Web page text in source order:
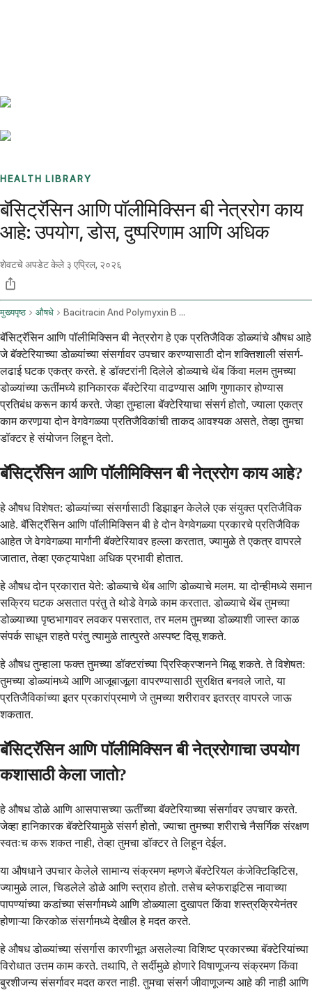
HEALTH LIBRARY
बॅसिट्रॅसिन आणि पॉलीमिक्सिन बी नेत्ररोग काय
आहे: उपयोग, डोस, दुष्परिणाम आणि अधिक
शेवटचे अपडेट केले ३ एप्रिल, २०२६
मुख्यपृष्ठ औषधे Bacitracin And Polymyxin B Ophthalmic Route
बॅसिट्रॅसिन आणि पॉलीमिक्सिन बी नेत्ररोग हे एक प्रतिजैविक डोळ्यांचे औषध आहे
जे बॅक्टेरियाच्या डोळ्यांच्या संसर्गावर उपचार करण्यासाठी दोन शक्तिशाली संसर्ग-
लढाई घटक एकत्र करते. हे डॉक्टरांनी दिलेले डोळ्याचे थेंब किंवा मलम तुमच्या
डोळ्यांच्या ऊतींमध्ये हानिकारक बॅक्टेरिया वाढण्यास आणि गुणाकार होण्यास
प्रतिबंध करून कार्य करते. जेव्हा तुम्हाला बॅक्टेरियाचा संसर्ग होतो, ज्याला एकत्र
काम करणार्‍या दोन वेगवेगळ्या प्रतिजैविकांची ताकद आवश्यक असते, तेव्हा तुमचा
डॉक्टर हे संयोजन लिहून देतो.
बॅसिट्रॅसिन आणि पॉलीमिक्सिन बी नेत्ररोग काय आहे?
हे औषध विशेषत: डोळ्यांच्या संसर्गासाठी डिझाइन केलेले एक संयुक्त प्रतिजैविक
आहे. बॅसिट्रॅसिन आणि पॉलीमिक्सिन बी हे दोन वेगवेगळ्या प्रकारचे प्रतिजैविक
आहेत जे वेगवेगळ्या मार्गांनी बॅक्टेरियावर हल्ला करतात, ज्यामुळे ते एकत्र वापरले
जातात, तेव्हा एकट्यापेक्षा अधिक प्रभावी होतात.
हे औषध दोन प्रकारात येते: डोळ्याचे थेंब आणि डोळ्याचे मलम. या दोन्हीमध्ये समान
सक्रिय घटक असतात परंतु ते थोडे वेगळे काम करतात. डोळ्याचे थेंब तुमच्या
डोळ्याच्या पृष्ठभागावर लवकर पसरतात, तर मलम तुमच्या डोळ्याशी जास्त काळ
संपर्क साधून राहते परंतु त्यामुळे तात्पुरते अस्पष्ट दिसू शकते.
हे औषध तुम्हाला फक्त तुमच्या डॉक्टरांच्या प्रिस्क्रिप्शनने मिळू शकते. ते विशेषत:
तुमच्या डोळ्यांमध्ये आणि आजूबाजूला वापरण्यासाठी सुरक्षित बनवले जाते, या
प्रतिजैविकांच्या इतर प्रकारांप्रमाणे जे तुमच्या शरीरावर इतरत्र वापरले जाऊ
शकतात.
बॅसिट्रॅसिन आणि पॉलीमिक्सिन बी नेत्ररोगाचा उपयोग
कशासाठी केला जातो?
हे औषध डोळे आणि आसपासच्या ऊतींच्या बॅक्टेरियाच्या संसर्गावर उपचार करते.
जेव्हा हानिकारक बॅक्टेरियामुळे संसर्ग होतो, ज्याचा तुमच्या शरीराचे नैसर्गिक संरक्षण
स्वतःच करू शकत नाही, तेव्हा तुमचा डॉक्टर ते लिहून देईल.
या औषधाने उपचार केलेले सामान्य संक्रमण म्हणजे बॅक्टेरियल कंजेक्टिव्हिटिस,
ज्यामुळे लाल, चिडलेले डोळे आणि स्त्राव होतो. तसेच ब्लेफराइटिस नावाच्या
पापण्यांच्या कडांच्या संसर्गामध्ये आणि डोळ्याला दुखापत किंवा शस्त्रक्रियेनंतर
होणाऱ्या किरकोळ संसर्गामध्ये देखील हे मदत करते.
हे औषध डोळ्यांच्या संसर्गास कारणीभूत असलेल्या विशिष्ट प्रकारच्या बॅक्टेरियांच्या
विरोधात उत्तम काम करते. तथापि, ते सर्दीमुळे होणारे विषाणूजन्य संक्रमण किंवा
बुरशीजन्य संसर्गावर मदत करत नाही. तुमचा संसर्ग जीवाणूजन्य आहे की नाही आणि